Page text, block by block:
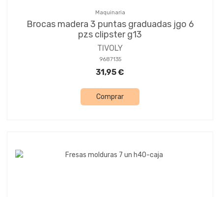
Maquinaria
Brocas madera 3 puntas graduadas jgo 6
pzs clipster g13
TIVOLY
9687135
31,95 €
Comprar